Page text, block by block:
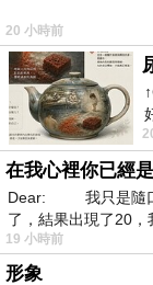
Topview
20 小時前
在我心裡你已經
Dear: 我只是隨口
了，結果出現了20
19 小時前
形象